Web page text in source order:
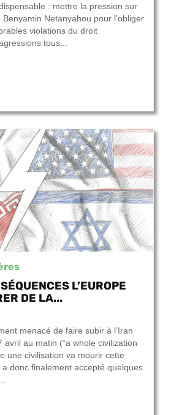
: mettre la pression sur
Netanyahou pour l’obliger
violations du droit
tous...
L’EUROPE
DE LA...
menacé de faire subir à l’Iran
avril au matin (“a whole civilization
une civilisation va mourir cette
donc finalement accepté quelques